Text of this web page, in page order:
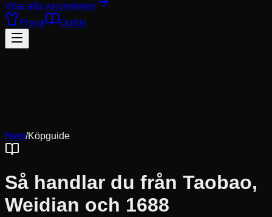
Visa alla varumärken
Prova
Outfits
Avvisa icke-nödvändiga
Hem/Köpguide
Så handlar du från Taobao,
Weidian och 1688